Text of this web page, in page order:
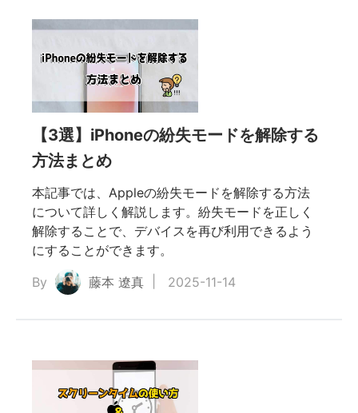
【3選】iPhoneの紛失モードを解除する
方法まとめ
本記事では、Appleの紛失モードを解除する方法
について詳しく解説します。紛失モードを正しく
解除することで、デバイスを再び利用できるよう
にすることができます。
By
藤本 遼真 2025-11-14